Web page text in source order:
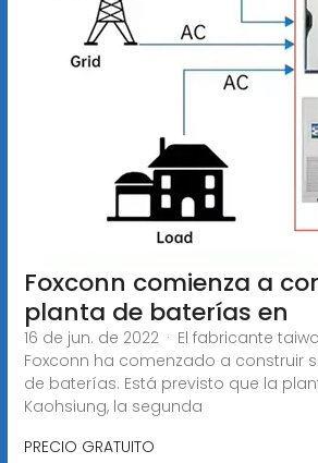
Foxconn comienza a
planta de baterías en
16 de jun. de 2022 · El fabricante
Foxconn ha comenzado a construir
de baterías. Está previsto que la
Kaohsiung, la segunda
PRECIO GRATUITO